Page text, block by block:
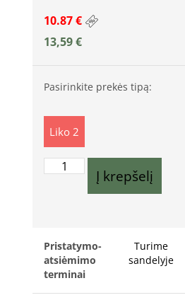
10.87 €
13,59€
Pasirinkite prekės tipą:
Liko 2
Į krepšelį
Pristatymo-
atsiėmimo
terminai
Turime
sandelyje